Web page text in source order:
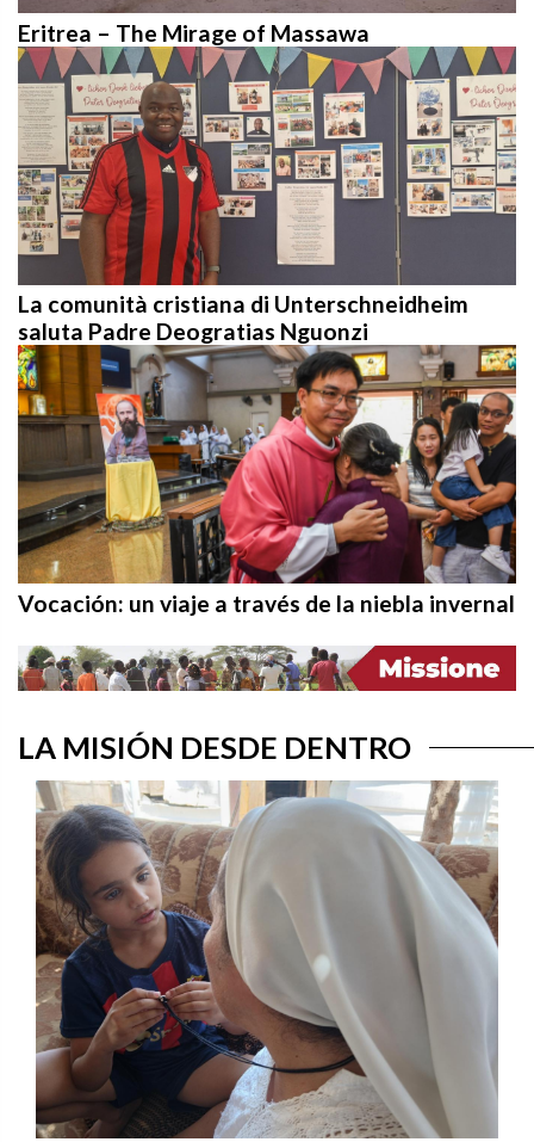
Eritrea – The Mirage of Massawa
La comunità cristiana di Unterschneidheim
saluta Padre Deogratias Nguonzi
Vocación: un viaje a través de la niebla invernal
LA MISIÓN DESDE DENTRO